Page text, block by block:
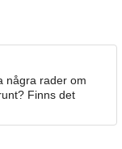
några rader om
Finns det